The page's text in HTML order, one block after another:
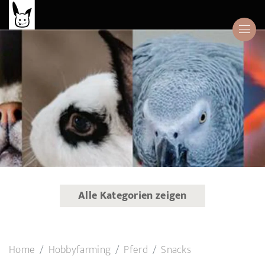
Alle Kategorien zeigen
Home Hobbyfarming Pferd Snacks